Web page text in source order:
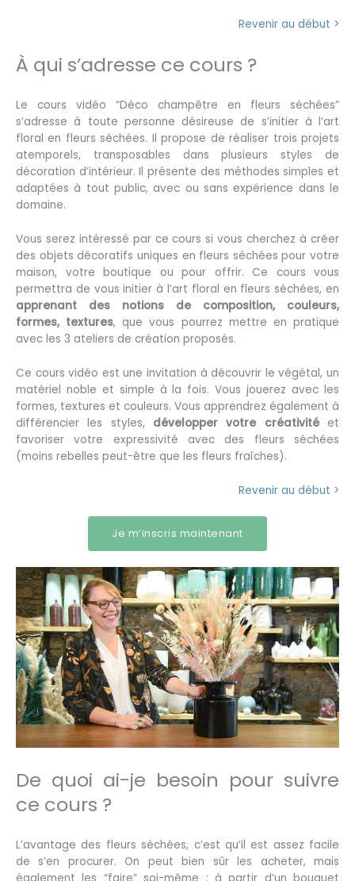
Revenir au début >
À qui s’adresse ce cours ?
Le cours vidéo “Déco champêtre en fleurs séchées”
s’adresse à toute personne désireuse de s’initier à l’art
floral en fleurs séchées. Il propose de réaliser trois projets
atemporels, transposables dans plusieurs styles de
décoration d’intérieur. Il présente des méthodes simples et
adaptées à tout public, avec ou sans expérience dans le
domaine.
Vous serez intéressé par ce cours si vous cherchez à créer
des objets décoratifs uniques en fleurs séchées pour votre
maison, votre boutique ou pour offrir. Ce cours vous
permettra de vous initier à l’art floral en fleurs séchées, en
apprenant des notions de composition, couleurs,
formes, textures, que vous pourrez mettre en pratique
avec les 3 ateliers de création proposés.
Ce cours vidéo est une invitation à découvrir le végétal, un
matériel noble et simple à la fois. Vous jouerez avec les
formes, textures et couleurs. Vous apprendrez également à
différencier les styles, développer votre créativité et
favoriser votre expressivité avec des fleurs séchées
(moins rebelles peut-être que les fleurs fraîches).
Revenir au début >
Je m’inscris maintenant
De quoi ai-je besoin pour suivre
ce cours ?
L’avantage des fleurs séchées, c’est qu’il est assez facile
de s’en procurer. On peut bien sûr les acheter, mais